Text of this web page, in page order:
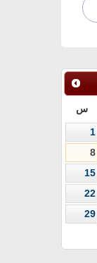
س
1
8
15
22
29